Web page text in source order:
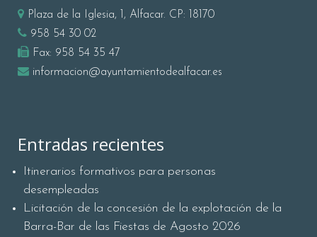
Plaza de la Iglesia, 1, Alfacar. CP: 18170
958 54 30 02
Fax: 958 54 35 47
informacion@ayuntamientodealfacar.es
Entradas recientes
Itinerarios formativos para personas
desempleadas
Licitación de la concesión de la explotación de la
Barra-Bar de las Fiestas de Agosto 2026